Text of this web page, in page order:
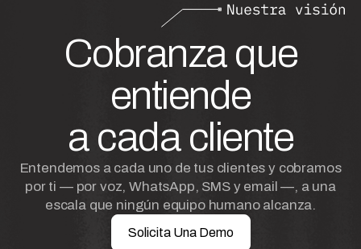
Cobranza que
entiende
a cada cliente
Entendemos a cada uno de tus clientes y cobramos
por ti — por voz, WhatsApp, SMS y email —, a una
escala que ningún equipo humano alcanza.
Solicita Una Demo